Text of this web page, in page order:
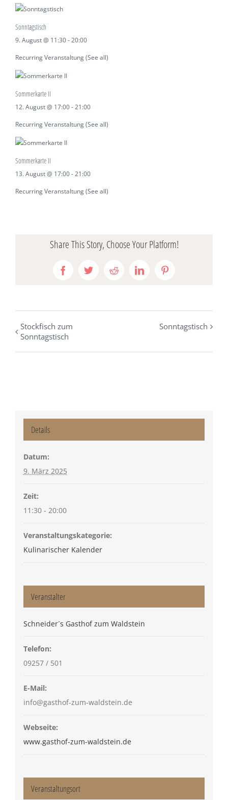
Sonntagstisch
9. August @ 11:30-20:00
Recurring Veranstaltung(See all)
Sommerkarte II
12. August @ 17:00-21:00
Recurring Veranstaltung(See all)
Sommerkarte II
13. August @ 17:00-21:00
Recurring Veranstaltung(See all)
Share This Story, Choose Your Platform!
FacebookTwitterRedditLinkedInPinterest
Stockfisch zum
Sonntagstisch
Sonntagstisch
Details
Datum:
9. März 2025
Zeit:
11:30 - 20:00
Veranstaltungskategorie:
Kulinarischer Kalender
Veranstalter
Schneider´s Gasthof zum Waldstein
Telefon:
09257 / 501
E-Mail:
info@gasthof-zum-waldstein.de
Webseite:
www.gasthof-zum-waldstein.de
Veranstaltungsort